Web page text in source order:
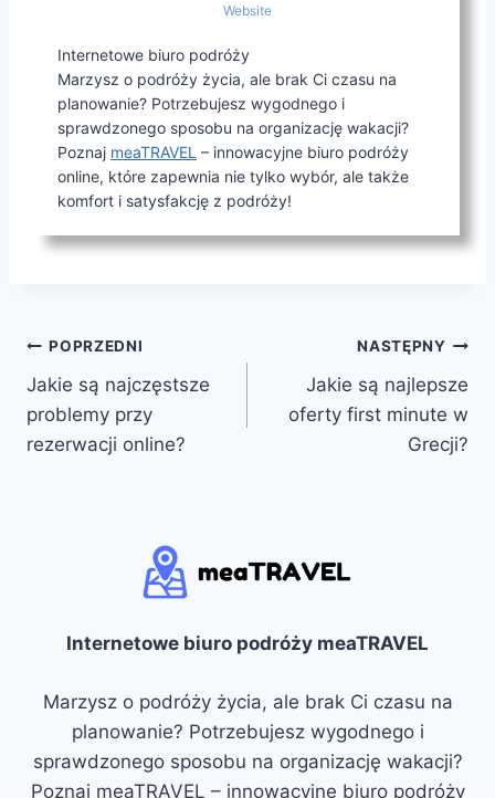
Website
Internetowe biuro podróży
Marzysz o podróży życia, ale brak Ci czasu na
planowanie? Potrzebujesz wygodnego i
sprawdzonego sposobu na organizację wakacji?
Poznaj meaTRAVEL – innowacyjne biuro podróży
online, które zapewnia nie tylko wybór, ale także
komfort i satysfakcję z podróży!
Nawigacja
wpisu
POPRZEDNI
Jakie są najczęstsze
problemy przy
rezerwacji online?
NASTĘPNY
Jakie są najlepsze
oferty first minute w
Grecji?
Internetowe biuro podróży meaTRAVEL
Marzysz o podróży życia, ale brak Ci czasu na
planowanie? Potrzebujesz wygodnego i
sprawdzonego sposobu na organizację wakacji?
Poznaj meaTRAVEL – innowacyjne biuro podróży